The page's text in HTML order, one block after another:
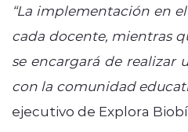
“La implementación en
cada docente, mientras
se encargará de realizar
con la comunidad
ejecutivo de Explora